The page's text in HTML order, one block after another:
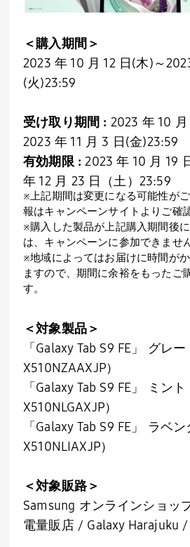
＜購入期間＞
2023 年 10 月 12 日(木)～
(火)23:59
受け取り期間 : 2023 年 10
2023 年 11 月 3 日(金)23:59
有効期限 : 2023 年 10 月 19
年 12 月 23 日（土）23:59
※上記期間は変更になる可能性が
報はキャンペーンサイトよりご確
※購入した製品が上記購入期間後
は、キャンペーンに参加できません
※地域によってはお届けに時間が
ますので、期間に余裕をもったご
す。
＜対象製品＞
「Galaxy Tab S9 FE」 グレ
X510NZAAXJP）
「Galaxy Tab S9 FE」 ミン
X510NLGAXJP）
「Galaxy Tab S9 FE」 ラベ
X510NLIAXJP）
＜対象販路＞
Samsung オンラインショッ
電量販店 / Galaxy Harajuku